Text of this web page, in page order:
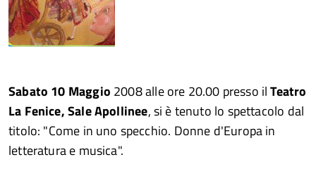
Sabato 10 Maggio 2008 alle ore 20.00 presso ilTeatro
La Fenice, Sale Apollinee, si è tenuto lo spettacolo dal
titolo: "Come in uno specchio. Donne d'Europa in
letteratura e musica".